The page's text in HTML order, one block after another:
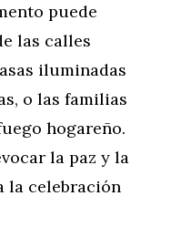
puede
las calles
iluminadas
o las familias
hogareño.
la paz y la
la celebración